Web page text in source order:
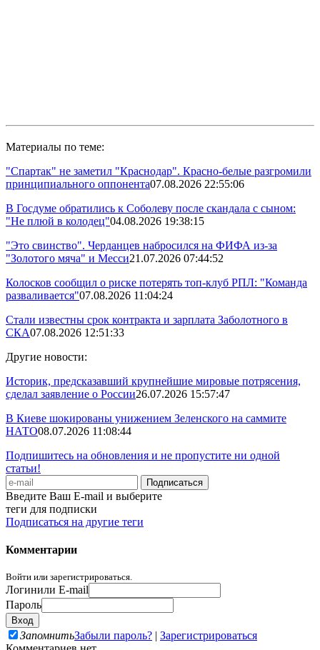
Материалы по теме:
"Спартак" не заметил "Краснодар". Красно-белые разгромили
принципиального оппонента07.08.2026 22:55:06
В Госдуме обратились к Соболеву после скандала с сыном:
"Не плюй в колодец"04.08.2026 19:38:15
"Это свинство". Черданцев набросился на ФИФА из-за
"Золотого мяча" и Месси21.07.2026 07:44:52
Колосков сообщил о риске потерять топ-клуб РПЛ: "Команда
разваливается"07.08.2026 11:04:24
Стали известны срок контракта и зарплата Заболотного в
СКА07.08.2026 12:51:33
Другие новости:
Историк, предсказавший крупнейшие мировые потрясения,
сделал заявление о России26.07.2026 15:57:47
В Киеве шокированы унижением Зеленского на саммите
НАТО08.07.2026 11:08:44
Подпишитесь на обновления и не пропустите ни одной
статьи!
Введите Ваш E-mail и выберите
теги для подписки
Подписаться на другие теги
Комментарии
Войти или зарегистрироваться.
Логинили E-mail
Пароль
ЗапомнитьЗабыли пароль? | Зарегистрироваться